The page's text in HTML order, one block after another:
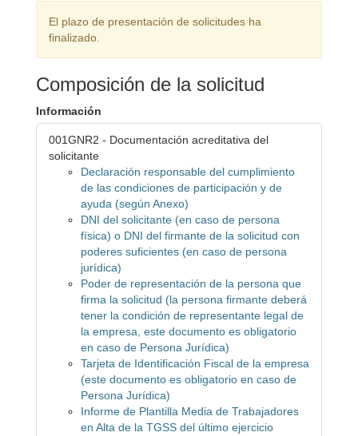
El plazo de presentación de solicitudes ha
finalizado.
Composición de la solicitud
Información
001GNR2 - Documentación acreditativa del
solicitante
Declaración responsable del cumplimiento
de las condiciones de participación y de
ayuda (según Anexo)
DNI del solicitante (en caso de persona
física) o DNI del firmante de la solicitud con
poderes suficientes (en caso de persona
jurídica)
Poder de representación de la persona que
firma la solicitud (la persona firmante deberá
tener la condición de representante legal de
la empresa, este documento es obligatorio
en caso de Persona Jurídica)
Tarjeta de Identificación Fiscal de la empresa
(este documento es obligatorio en caso de
Persona Jurídica)
Informe de Plantilla Media de Trabajadores
en Alta de la TGSS del último ejercicio